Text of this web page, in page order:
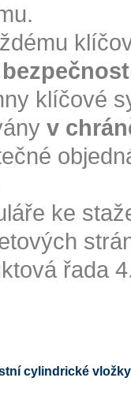
klíčové
v
ke
řada
cylindrické